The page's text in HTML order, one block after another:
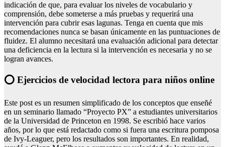
indicación de que, para evaluar los niveles de vocabulario y
comprensión, debe someterse a más pruebas y requerirá una
intervención para cubrir esas lagunas. Tenga en cuenta que mis
recomendaciones nunca se basan únicamente en las puntuaciones de
fluidez. El alumno necesitará una evaluación adicional para detectar
una deficiencia en la lectura si la intervención es necesaria y no se
logran avances.
⭕ Ejercicios de velocidad lectora para niños online
Este post es un resumen simplificado de los conceptos que enseñé
en un seminario llamado “Proyecto PX” a estudiantes universitarios
de la Universidad de Princeton en 1998. Se escribió hace varios
años, por lo que está redactado como si fuera una escritura pomposa
de Ivy-Leaguer, pero los resultados son importantes. En realidad,